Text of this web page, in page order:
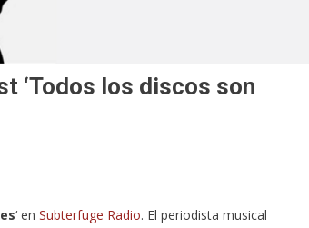
‘Todos los discos son
‘ en Subterfuge Radio. El periodista musical